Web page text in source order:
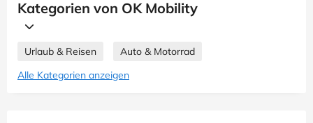
Kategorien von OK Mobility
Urlaub & Reisen
Auto & Motorrad
Alle Kategorien anzeigen